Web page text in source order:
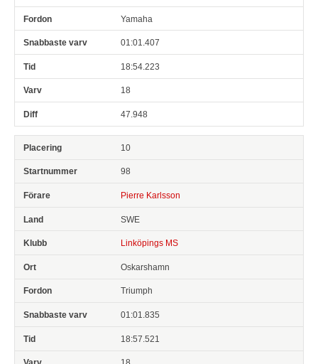
Yamaha
01:01.407
18:54.223
18
47.948
10
98
Pierre Karlsson
SWE
Linköpings MS
Oskarshamn
Triumph
01:01.835
18:57.521